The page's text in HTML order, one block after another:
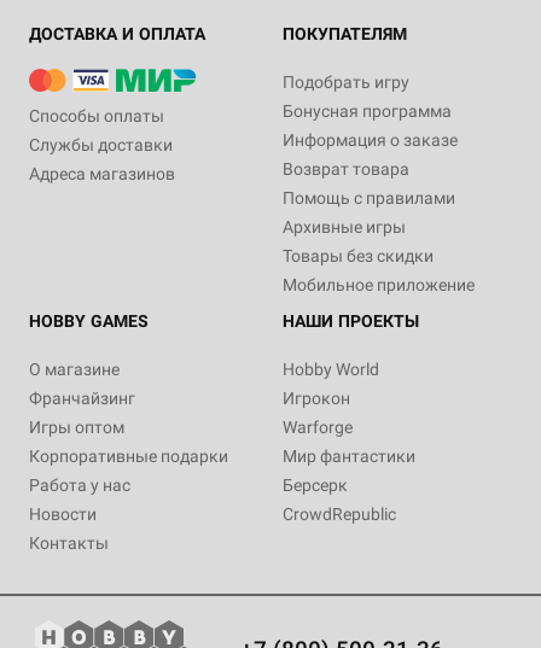
ДОСТАВКА И ОПЛАТА
Способы оплаты
Службы доставки
Адреса магазинов
ПОКУПАТЕЛЯМ
Подобрать игру
Бонусная программа
Информация о заказе
Возврат товара
Помощь с правилами
Архивные игры
Товары без скидки
Мобильное приложение
HOBBY GAMES
О магазине
Франчайзинг
Игры оптом
Корпоративные подарки
Работа у нас
Новости
Контакты
НАШИ ПРОЕКТЫ
Hobby World
Игрокон
Warforge
Мир фантастики
Берсерк
CrowdRepublic